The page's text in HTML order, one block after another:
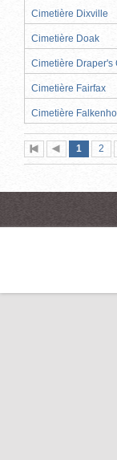
Cimetière Dixville
Cimetière Doak
Cimetière Draper's
Cimetière Fairfax
Cimetière
Première
pageprécédente
Page
1 (page
2